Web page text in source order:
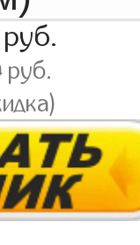
руб.
руб.